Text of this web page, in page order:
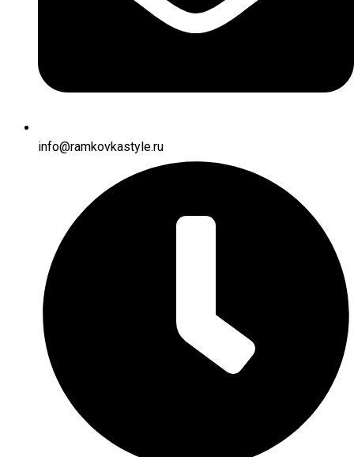
info@ramkovkastyle.ru